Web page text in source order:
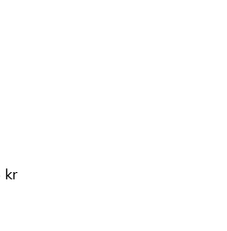
kr